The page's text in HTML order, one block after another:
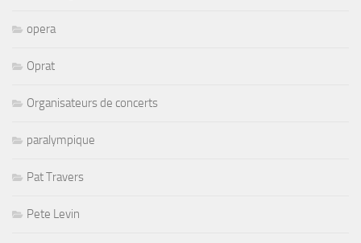
opera
Oprat
Organisateurs de concerts
paralympique
Pat Travers
Pete Levin